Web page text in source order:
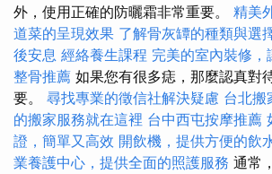
外，使用正確的防曬霜非常重要。 精美
道菜的呈現效果 了解骨灰罈的種類與選
後安息 經絡養生課程 完美的室內裝修，
整骨推薦 如果您有很多痣，那麼認真對
要。 尋找專業的徵信社解決疑慮 台北搬
的搬家服務就在這裡 台中西屯按摩推薦
證，簡單又高效 開飲機，提供方便的飲
業養護中心，提供全面的照護服務 通常